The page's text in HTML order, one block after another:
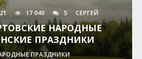
17 040 5 СЕРГЕЙ
НАРОДНЫЕ
ПРАЗДНИКИ
ПРАЗДНИКИ